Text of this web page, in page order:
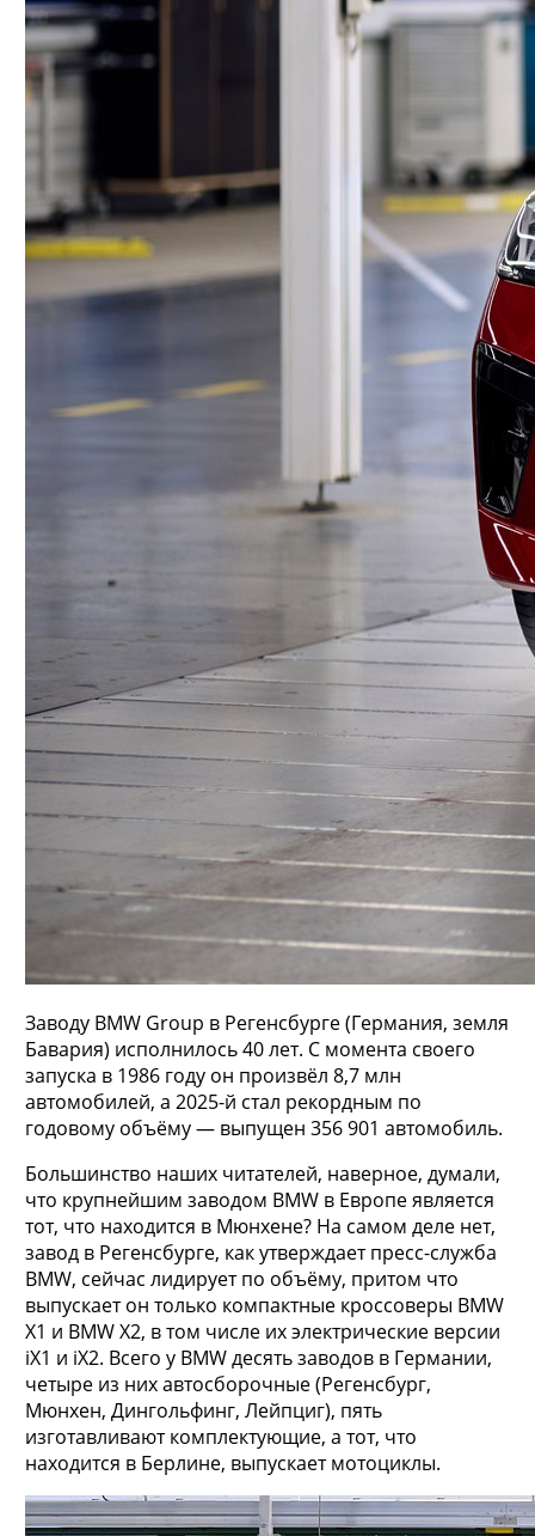
Заводу BMW Group в Регенсбурге (Германия, земля
Бавария) исполнилось 40 лет. С момента своего
запуска в 1986 году он произвёл 8,7 млн
автомобилей, а 2025-й стал рекордным по
годовому объёму — выпущен 356 901 автомобиль.
Большинство наших читателей, наверное, думали,
что крупнейшим заводом BMW в Европе является
тот, что находится в Мюнхене? На самом деле нет,
завод в Регенсбурге, как утверждает пресс-служба
BMW, сейчас лидирует по объёму, притом что
выпускает он только компактные кроссоверы BMW
X1 и BMW X2, в том числе их электрические версии
iX1 и iX2. Всего у BMW десять заводов в Германии,
четыре из них автосборочные (Регенсбург,
Мюнхен, Дингольфинг, Лейпциг), пять
изготавливают комплектующие, а тот, что
находится в Берлине, выпускает мотоциклы.